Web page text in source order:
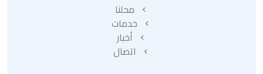
محلنا
خدمات
أخبار
اتصال